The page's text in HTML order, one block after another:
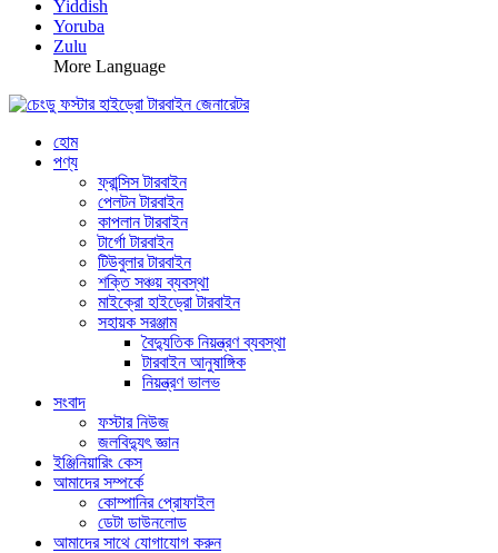
Yiddish
Yoruba
Zulu
More Language
হোম
পণ্য
ফ্রান্সিস টারবাইন
পেলটন টারবাইন
কাপলান টারবাইন
টার্গো টারবাইন
টিউবুলার টারবাইন
শক্তি সঞ্চয় ব্যবস্থা
মাইক্রো হাইড্রো টারবাইন
সহায়ক সরঞ্জাম
বৈদ্যুতিক নিয়ন্ত্রণ ব্যবস্থা
টারবাইন আনুষাঙ্গিক
নিয়ন্ত্রণ ভালভ
সংবাদ
ফস্টার নিউজ
জলবিদ্যুৎ জ্ঞান
ইঞ্জিনিয়ারিং কেস
আমাদের সম্পর্কে
কোম্পানির প্রোফাইল
ডেটা ডাউনলোড
আমাদের সাথে যোগাযোগ করুন